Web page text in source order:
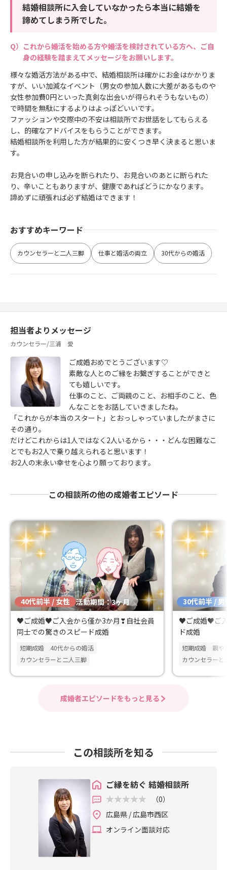
結婚相談所に入会していなかったら本当に結婚を
諦めてしまう所でした。
これから婚活を始める方や婚活を検討されている方へ、ご自
身の経験を踏まえてメッセージをお願いします。
様々な婚活方法がある中で、結婚相談所は確かにお金はかかりま
すが、いい加減なイベント（男女の参加人数に大差があるものや
女性参加費0円といった真剣な出会いが得られそうもないもの）
で時間を無駄にするよりはよっぽどいいです。
ファッションや交際中の不安は相談所でお世話をしてもらえる
し、的確なアドバイスをもらうことができます。
結婚相談所を利用した方が結果的に安くつき早く決まると思いま
す。
お見合いの申し込みを断られたり、お見合いのあとに断られた
り、辛いこともありますが、健康であればどうにかなります。
諦めずに頑張れば必ず結婚はできます！
おすすめキーワード
カウンセラーと二人三脚 仕事と婚活の両立 30代からの婚活
担当者よりメッセージ
カウンセラー/三浦 愛
ご成婚おめでとうございます♡
素敵な人とのご縁をお繋ぎすることができと
ても嬉しいです。
仕事のこと、ご両親のこと、お相手のこと、色
んなことをお話していきましたね。
「これからが本当のスタート」とおっしゃっていましたがまさに
その通り。
だけどこれからは1人ではなく2人いるから・・・どんな困難なこ
とでもお2人で乗り越えられると思います！
お2人の末永い幸せを心より願っております。
この相談所の他の成婚者エピソード
40代前半 / 女性 活動期間：3ヶ月
♥ご成婚♥ご入会から僅か3か月❣自社会員
同士での驚きのスピード成婚
短期成婚
40代からの婚活
カウンセラーと二人三脚
30代前半 / 男
♥ご成婚♥ご
ド成婚
短期成婚
親や
カウンセラーと
成婚者エピソードをもっと見る
この相談所を知る
ご縁を紡ぐ 結婚相談所
（0）
広島県 / 広島市西区
オンライン面談対応